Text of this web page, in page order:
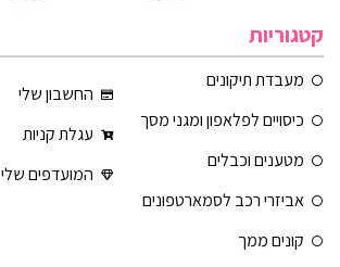
קטגוריות
מעבדת תיקונים
כיסויים לפלאפון ומגני מסך
מטענים וכבלים
אביזרי רכב לסמארטפונים
קונים ממך
החשבון שלי
עגלת קניות
המועדפים שלי